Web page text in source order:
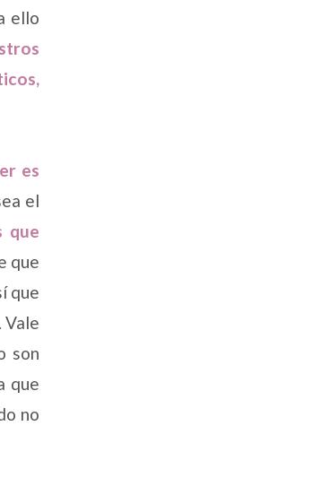
ello
es
el
que
que
que
Vale
son
que
no